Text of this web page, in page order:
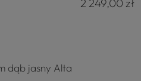
2 249,00 zł
dąb jasny Alta